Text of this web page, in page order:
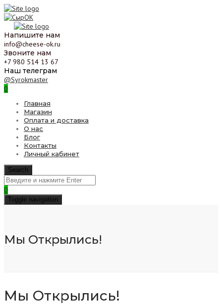
Напишите нам
info@cheese-ok.ru
Звоните нам
+7 980 514 13 67
Наш телеграм
@Syrokmaster
0
Главная
Магазин
Оплата и доставка
О нас
Блог
Контакты
Личный кабинет
Search
0
Toggle navigation
Мы Открылись!
Мы Открылись!